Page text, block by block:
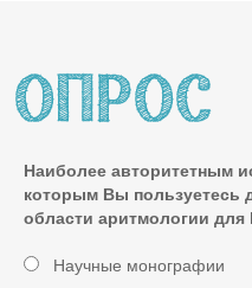
Наиболее авторитетным
которым Вы пользуетесь
области аритмологии для
Научные монографии